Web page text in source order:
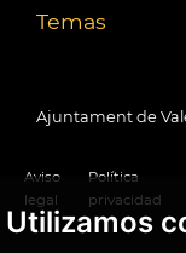
Utilizamos
Temas
Ajuntament de
Aviso
legal
Política
privacidad